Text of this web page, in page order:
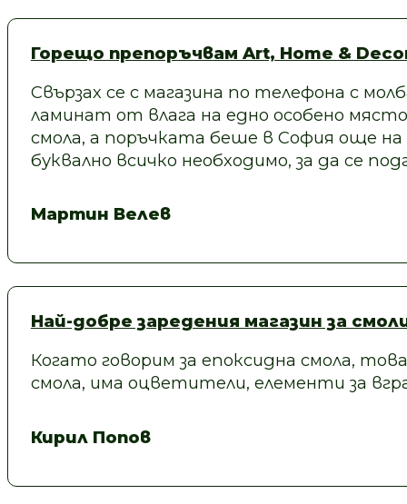
Горещо препоръчвам Art, Home &
Свързах се с магазина по телефона с
ламинат от влага на едно особено
смола, а поръчката беше в София още
буквално всичко необходимо, за да се
Мартин Велев
Най-добре заредения магазин за
Когато говорим за епоксидна смола,
смола, има оцветители, елементи за
Кирил Попов